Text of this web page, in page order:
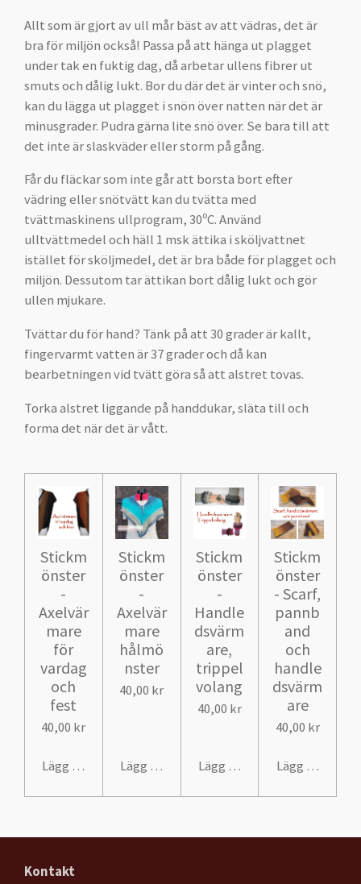
Allt som är gjort av ull mår bäst av att vädras, det är
bra för miljön också! Passa på att hänga ut plagget
under tak en fuktig dag, då arbetar ullens fibrer ut
smuts och dålig lukt. Bor du där det är vinter och snö,
kan du lägga ut plagget i snön över natten när det är
minusgrader. Pudra gärna lite snö över. Se bara till att
det inte är slaskväder eller storm på gång.
Får du fläckar som inte går att borsta bort efter
vädring eller snötvätt kan du tvätta med
tvättmaskinens ullprogram, 30ºC. Använd
ulltvättmedel och häll 1 msk ättika i sköljvattnet
istället för sköljmedel, det är bra både för plagget och
miljön. Dessutom tar ättikan bort dålig lukt och gör
ullen mjukare.
Tvättar du för hand? Tänk på att 30 grader är kallt,
fingervarmt vatten är 37 grader och då kan
bearbetningen vid tvätt göra så att alstret tovas.
Torka alstret liggande på handdukar, släta till och
forma det när det är vått.
Stickm
önster
-
Axelvär
mare
för
vardag
och
fest
40,00 kr
Lägg till i varukorg
Stickm
önster
-
Axelvär
mare
hålmö
nster
40,00 kr
Lägg till i varukorg
Stickm
önster
-
Handle
dsvärm
are,
trippel
volang
40,00 kr
Lägg till i varukorg
Stickm
önster
- Scarf,
pannb
and
och
handle
dsvärm
are
40,00 kr
Lägg till i
Kontakt